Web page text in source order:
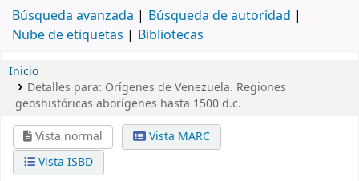
Búsqueda avanzada
Búsqueda de autoridad
Nube de etiquetas
Bibliotecas
Inicio
Detalles para: Orígenes de Venezuela. Regiones
geoshistóricas aborígenes hasta 1500 d.c.
Vista normal
Vista MARC
Vista ISBD